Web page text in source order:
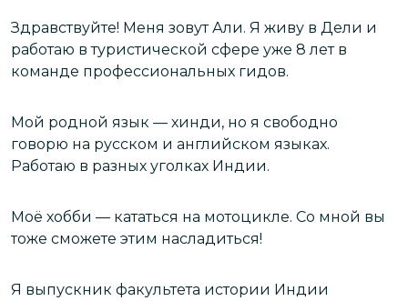
Здравствуйте! Меня зовут Али. Я живу в Дели и
работаю в туристической сфере уже 8 лет в
команде профессиональных гидов.
Мой родной язык — хинди, но я свободно
говорю на русском и английском языках.
Работаю в разных уголках Индии.
Моё хобби — кататься на мотоцикле. Со мной вы
тоже сможете этим насладиться!
Я выпускник факультета истории Индии